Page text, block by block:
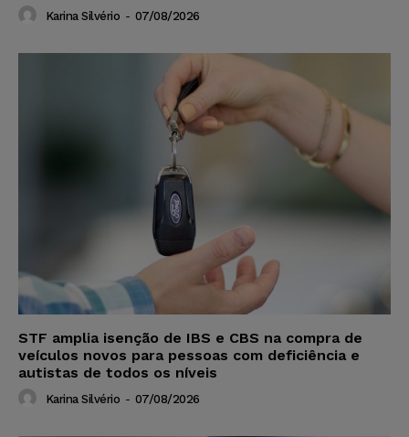
Karina Silvério - 07/08/2026
STF amplia isenção de IBS e CBS na compra de
veículos novos para pessoas com deficiência e
autistas de todos os níveis
Karina Silvério - 07/08/2026